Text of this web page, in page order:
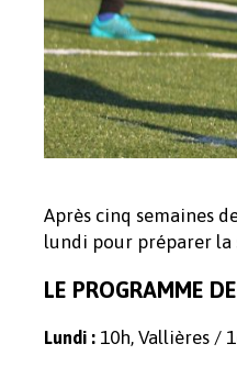
Après cinq semaines
lundi pour préparer la
LE PROGRAMME
Lundi : 10h, Vallières /